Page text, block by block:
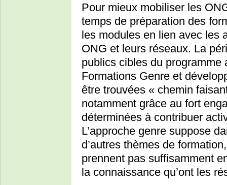
Pour mieux mobiliser les
temps de préparation des
les modules en lien avec les
ONG et leurs réseaux. La
publics cibles du
Formations Genre et
être trouvées « chemin
notamment grâce au fort
déterminées à contribuer
L’approche genre suppose
d’autres thèmes de
prennent pas suffisamment
la connaissance qu’ont les